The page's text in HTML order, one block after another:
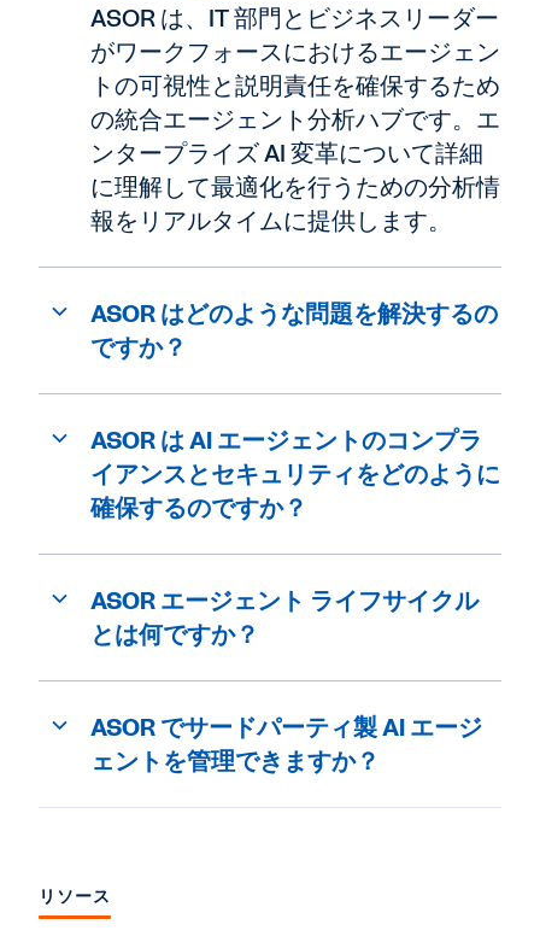
ASOR は、IT 部門とビジネスリーダー
がワークフォースにおけるエージェン
トの可視性と説明責任を確保するため
の統合エージェント分析ハブです。エ
ンタープライズ AI 変革について詳細
に理解して最適化を行うための分析情
報をリアルタイムに提供します。
ASOR はどのような問題を解決するの
ですか？
ASOR は AI エージェントのコンプラ
イアンスとセキュリティをどのように
確保するのですか？
ASOR エージェント ライフサイクル
とは何ですか？
ASOR でサードパーティ製 AI エージ
ェントを管理できますか？
リソース